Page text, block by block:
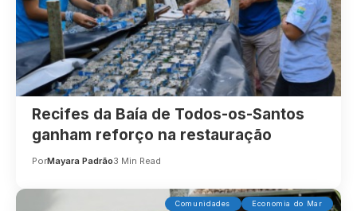
Recifes da Baía de Todos-os-Santos
ganham reforço na restauração
PorMayara Padrão3 Min Read
Comunidades Economia do Mar